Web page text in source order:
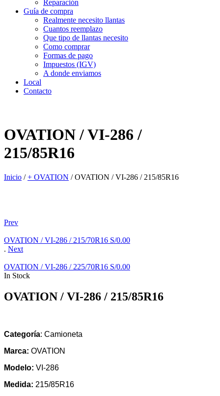
Reparación
Guía de compra
Realmente necesito llantas
Cuantos reemplazo
Que tipo de llantas necesito
Como comprar
Formas de pago
Impuestos (IGV)
A donde enviamos
Local
Contacto
OVATION / VI-286 /
215/85R16
Inicio /+ OVATION /OVATION / VI-286 / 215/85R16
Prev
OVATION / VI-286 / 215/70R16 S/0.00
. Next
OVATION / VI-286 / 225/70R16 S/0.00
In Stock
OVATION / VI-286 / 215/85R16
Categoría: Camioneta
Marca: OVATION
Modelo: VI-286
Medida: 215/85R16